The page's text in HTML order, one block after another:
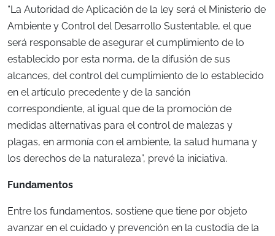
“La Autoridad de Aplicación de la ley será el Ministerio de
Ambiente y Control del Desarrollo Sustentable, el que
será responsable de asegurar el cumplimiento de lo
establecido por esta norma, de la difusión de sus
alcances, del control del cumplimiento de lo establecido
en el artículo precedente y de la sanción
correspondiente, al igual que de la promoción de
medidas alternativas para el control de malezas y
plagas, en armonía con el ambiente, la salud humana y
los derechos de la naturaleza”, prevé la iniciativa.
Fundamentos
Entre los fundamentos, sostiene que tiene por objeto
avanzar en el cuidado y prevención en la custodia de la